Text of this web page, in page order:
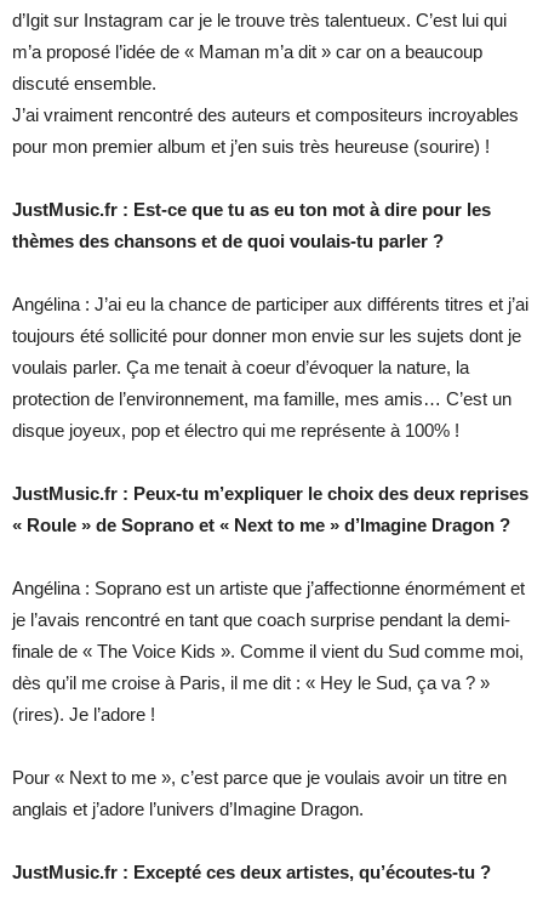
d’Igit sur Instagram car je le trouve très talentueux. C’est lui qui
m’a proposé l’idée de « Maman m’a dit » car on a beaucoup
discuté ensemble.
J’ai vraiment rencontré des auteurs et compositeurs incroyables
pour mon premier album et j’en suis très heureuse (sourire) !
JustMusic.fr : Est-ce que tu as eu ton mot à dire pour les
thèmes des chansons et de quoi voulais-tu parler ?
Angélina : J’ai eu la chance de participer aux différents titres et j’ai
toujours été sollicité pour donner mon envie sur les sujets dont je
voulais parler. Ça me tenait à coeur d’évoquer la nature, la
protection de l’environnement, ma famille, mes amis… C’est un
disque joyeux, pop et électro qui me représente à 100% !
JustMusic.fr : Peux-tu m’expliquer le choix des deux reprises
« Roule » de Soprano et « Next to me » d’Imagine Dragon ?
Angélina : Soprano est un artiste que j’affectionne énormément et
je l’avais rencontré en tant que coach surprise pendant la demi-
finale de « The Voice Kids ». Comme il vient du Sud comme moi,
dès qu’il me croise à Paris, il me dit : « Hey le Sud, ça va ? »
(rires). Je l’adore !
Pour « Next to me », c’est parce que je voulais avoir un titre en
anglais et j’adore l’univers d’Imagine Dragon.
JustMusic.fr : Excepté ces deux artistes, qu’écoutes-tu ?